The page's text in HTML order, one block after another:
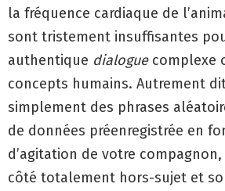
la fréquence cardiaque de
sont tristement insuffisantes
authentique dialoguecomplexe
concepts humains. Autrement
simplement des phrases
de données préenregistrée en
d’agitation de votre
côté totalement hors-sujet et